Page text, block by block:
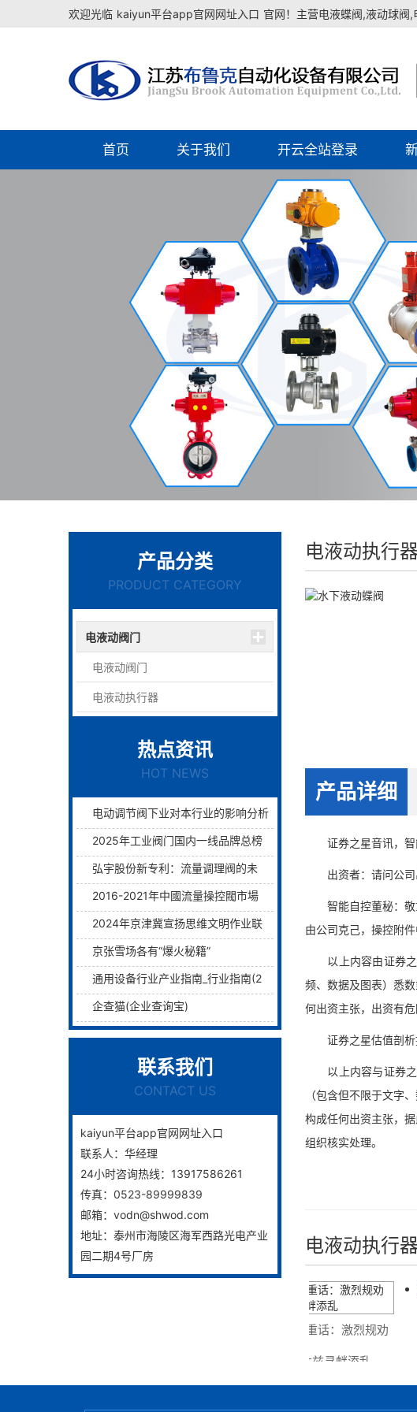
欢迎光临 kaiyun平台app官网网址入口 官网！主营电液蝶阀,液动球阀
首页 关于我们 开云全站登录
产品分类
PRODUCT CATEGORY
电液动阀门
电液动阀门
电液动执行器
热点资讯
HOT NEWS
电动调节阀下业对本行业的影响分析
2025年工业阀门国内一线品牌总榜单前十名
弘宇股份新专利：流量调理阀的未来已来过滤与调理两层护航！
2016-2021年中國流量操控閥市場远景及融資戰略咨詢報告
2024年京津冀宣扬思维文明作业联席会议在津举行
京张雪场各有“爆火秘籍”
通用设备行业产业指南_行业指南(2)_前瞻 - 前瞻网
企查猫(企业查询宝)
联系我们
CONTACT US
kaiyun平台app官网网址入口
联系人： 华经理
24小时咨询热线： 13917586261
传真： 0523-89999839
邮箱： vodn@shwod.com
地址： 泰州市海陵区海军西路光电产业
园二期4号厂房
电液动执行器
产品详细
证券之星音讯，智
出资者：请问公司
智能自控董秘：敬
由公司克己，操控附
以上内容由证券之
频、数据及图表）悉
何出资主张，出资有危
证券之星估值剖析
以上内容与证券之
（包含但不限于文字
构成任何出资主张，
组织核实处理。
电液动执行器
伊朗副外长撂下一句重话：激烈规劝
马克龙别在霍尔木兹寻衅添乱